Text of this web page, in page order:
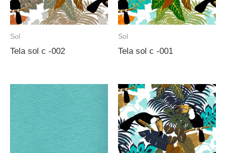
Sol
Tela sol c -002
Sol
Tela sol c -001